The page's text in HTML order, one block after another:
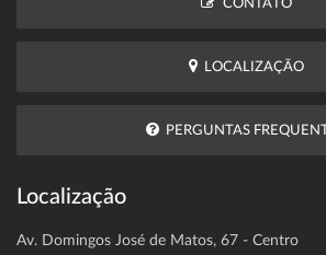
CONTATO
LOCALIZAÇÃO
PERGUNTAS
Localização
Av. Domingos José de Matos, 67 - Centro